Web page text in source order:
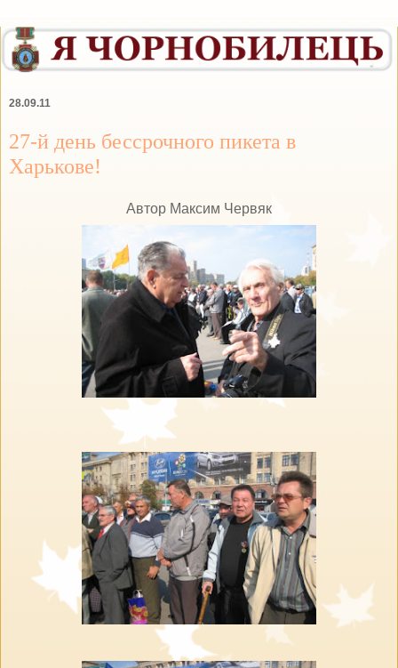
28.09.11
27-й день бессрочного пикета в
Харькове!
Автор Максим Червяк